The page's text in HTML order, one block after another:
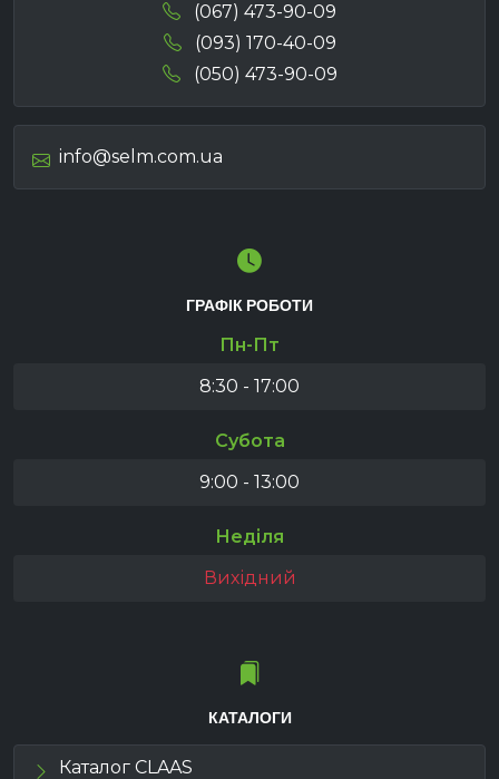
(067) 473-90-09
(093) 170-40-09
(050) 473-90-09
info@selm.com.ua
ГРАФІК РОБОТИ
Пн-Пт
8:30 - 17:00
Субота
9:00 - 13:00
Неділя
Вихідний
КАТАЛОГИ
Каталог CLAAS